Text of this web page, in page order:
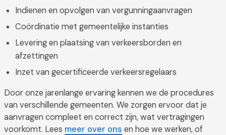
Indienen en opvolgen van vergunningaanvragen
Coördinatie met gemeentelijke instanties
Levering en plaatsing van verkeersborden en
afzettingen
Inzet van gecertificeerde verkeersregelaars
Door onze jarenlange ervaring kennen we de procedures
van verschillende gemeenten. We zorgen ervoor dat je
aanvragen compleet en correct zijn, wat vertragingen
voorkomt. Lees meer over ons en hoe we werken, of